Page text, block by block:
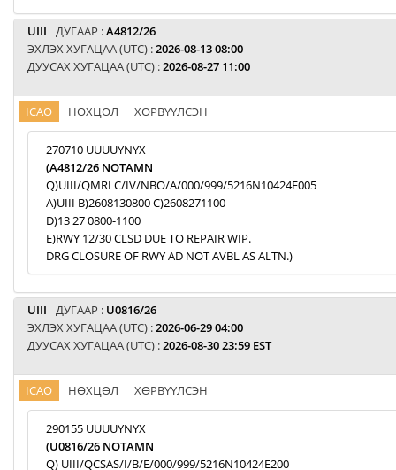
UIII ДУГААР :A4812/26
ЭХЛЭХ ХУГАЦАА (UTC) :2026-08-13 08:00
ДУУСАХ ХУГАЦАА (UTC) :2026-08-27 11:00
ICAO НӨХЦӨЛ ХӨРВҮҮЛСЭН
270710 UUUUYNYX
(A4812/26 NOTAMN
Q)UIII/QMRLC/IV/NBO/A/000/999/5216N10424E005
A)UIII B)2608130800 C)2608271100
D)13 27 0800-1100
E)RWY 12/30 CLSD DUE TO REPAIR WIP.
DRG CLOSURE OF RWY AD NOT AVBL AS ALTN.)
UIII ДУГААР : U0816/26
ЭХЛЭХ ХУГАЦАА (UTC) :2026-06-29 04:00
ДУУСАХ ХУГАЦАА (UTC) :2026-08-30 23:59 EST
ICAO НӨХЦӨЛ ХӨРВҮҮЛСЭН
290155 UUUUYNYX
(U0816/26 NOTAMN
Q) UIII/QCSAS/I/B/E/000/999/5216N10424E200